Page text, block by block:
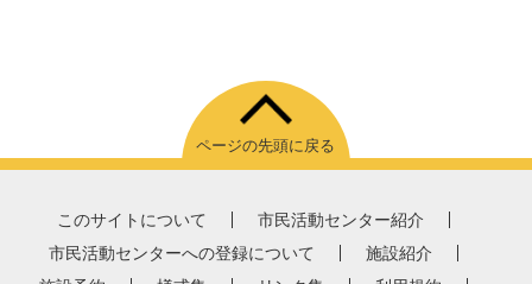
ページの先頭に戻る
このサイトについて
市民活動センター紹介
市民活動センターへの登録について
施設紹介